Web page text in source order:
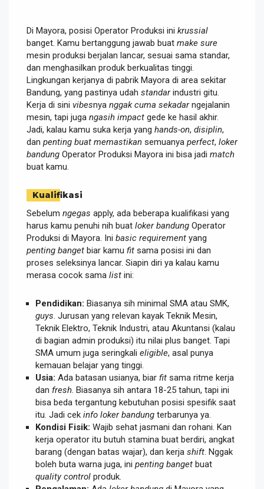
Di Mayora, posisi Operator Produksi ini krussial
banget. Kamu bertanggung jawab buat make sure
mesin produksi berjalan lancar, sesuai sama standar,
dan menghasilkan produk berkualitas tinggi.
Lingkungan kerjanya di pabrik Mayora di area sekitar
Bandung, yang pastinya udah standarindustri gitu.
Kerja di sini vibesnya nggak cuma sekadarngejalanin
mesin, tapi juga ngasih impact gede ke hasil akhir.
Jadi, kalau kamu suka kerja yang hands-on, disiplin,
dan penting buat memastikan semuanya perfect, loker
bandung Operator Produksi Mayora ini bisa jadi match
buat kamu.
Kualifikasi
Sebelum ngegas apply, ada beberapa kualifikasi yang
harus kamu penuhi nih buat loker bandung Operator
Produksi di Mayora. Ini basic requirement yang
penting banget biar kamu fit sama posisi ini dan
proses seleksinya lancar. Siapin diri ya kalau kamu
merasa cocok sama list ini:
Pendidikan: Biasanya sih minimal SMA atau SMK,
guys . Jurusan yang relevan kayak Teknik Mesin,
Teknik Elektro, Teknik Industri, atau Akuntansi (kalau
di bagian admin produksi) itu nilai plus banget. Tapi
SMA umum juga seringkali eligible, asal punya
kemauan belajar yang tinggi.
Usia: Ada batasan usianya, biar fit sama ritme kerja
dan fresh . Biasanya sih antara 18-25 tahun, tapi ini
bisa beda tergantung kebutuhan posisi spesifik saat
itu. Jadi cek info loker bandung terbarunya ya.
Kondisi Fisik: Wajib sehat jasmani dan rohani. Kan
kerja operator itu butuh stamina buat berdiri, angkat
barang (dengan batas wajar), dan kerja shift . Nggak
boleh buta warna juga, ini penting banget buat
quality control produk.